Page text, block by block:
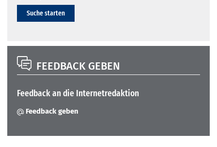
Suche starten
FEEDBACK GEBEN
Feedback an die Internetredaktion
Feedback geben